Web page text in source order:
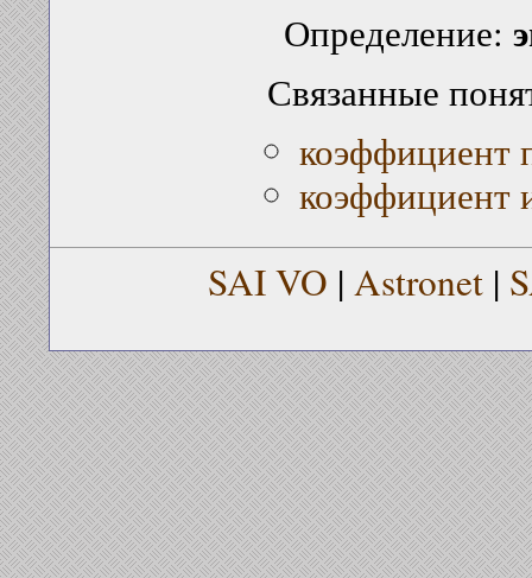
Определение:
Связанные
коэффициент
коэффициент
SAI VO | Astronet |